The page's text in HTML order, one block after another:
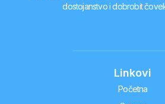
dostojanstvo i dobrobit
Linkovi
Početna